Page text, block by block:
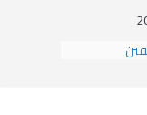
الإسلامية